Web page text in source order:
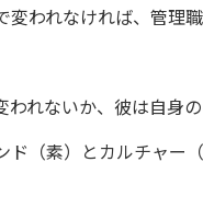
変われなければ、管理
われないか、彼は自身
（素）とカルチャー（